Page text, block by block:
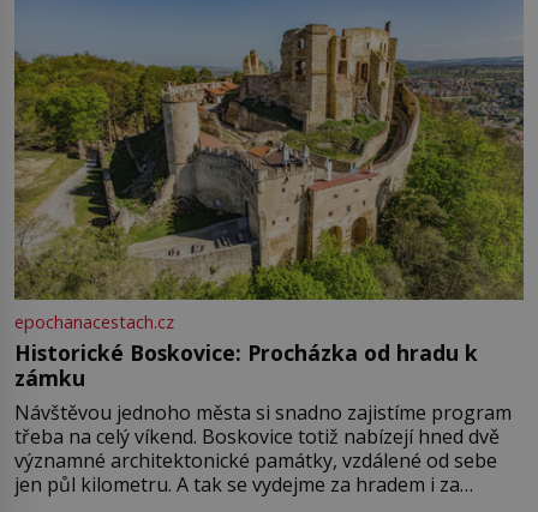
epochanacestach.cz
Historické Boskovice: Procházka od hradu k
zámku
Návštěvou jednoho města si snadno zajistíme program
třeba na celý víkend. Boskovice totiž nabízejí hned dvě
významné architektonické památky, vzdálené od sebe
jen půl kilometru. A tak se vydejme za hradem i za